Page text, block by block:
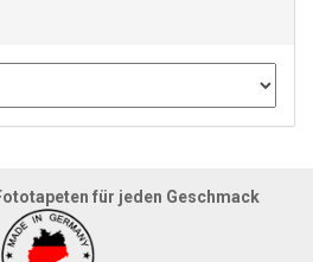
für jeden Geschmack